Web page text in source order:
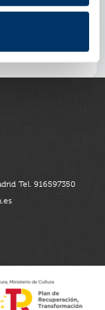
en 19
Tel. 916597350